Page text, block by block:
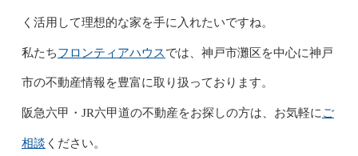
く活用して理想的な家を手に入れたいですね。
私たちフロンティアハウスでは、神戸市灘区を中心に神戸
市の不動産情報を豊富に取り扱っております。
阪急六甲・JR六甲道の不動産をお探しの方は、お気軽に ご
相談 ください。